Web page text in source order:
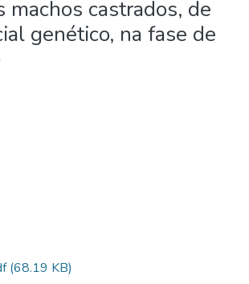
machos castrados, de
genético, na fase de
(68.19 KB)